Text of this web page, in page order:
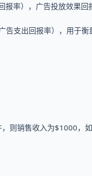
率），广告投放效果回
支出回报率），用于衡
则销售收入为$1000，